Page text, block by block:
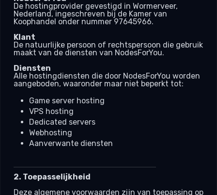
De hostingprovider gevestigd in Wormerveer,
Nederland, ingeschreven bij de Kamer van
Koophandel onder nummer 97645966.
Klant
De natuurlijke persoon of rechtspersoon die gebruik
maakt van de diensten van NodesForYou.
Diensten
Alle hostingdiensten die door NodesForYou worden
aangeboden, waaronder maar niet beperkt tot:
Game server hosting
VPS hosting
Dedicated servers
Webhosting
Aanverwante diensten
2. Toepasselijkheid
Deze algemene voorwaarden zijn van toepassing op